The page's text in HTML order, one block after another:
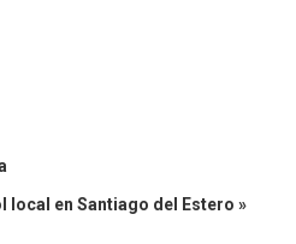
local en Santiago del Estero »